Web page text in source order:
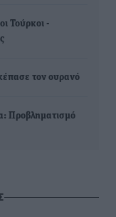
Τούρκοι -
τον ουρανό
Προβληματισμό